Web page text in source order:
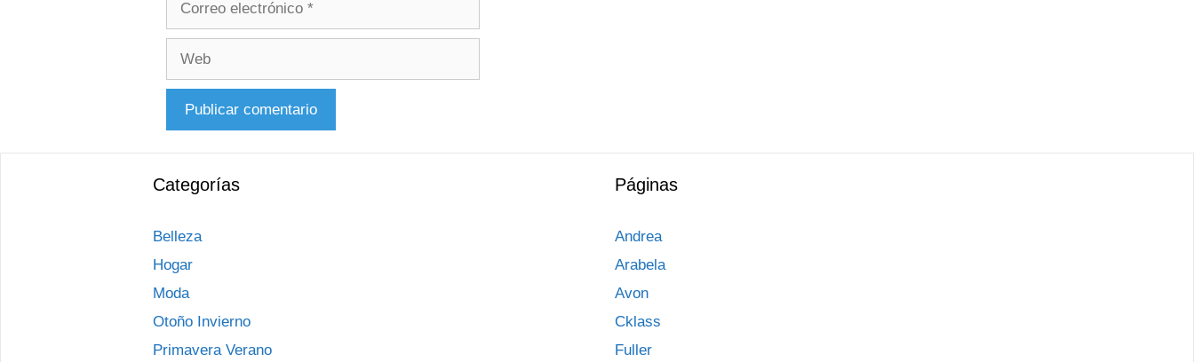
Categorías
Belleza
Hogar
Moda
Otoño Invierno
Primavera Verano
Páginas
Andrea
Arabela
Avon
Cklass
Fuller